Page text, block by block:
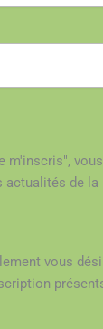
m'inscris",
actualités de la
vous